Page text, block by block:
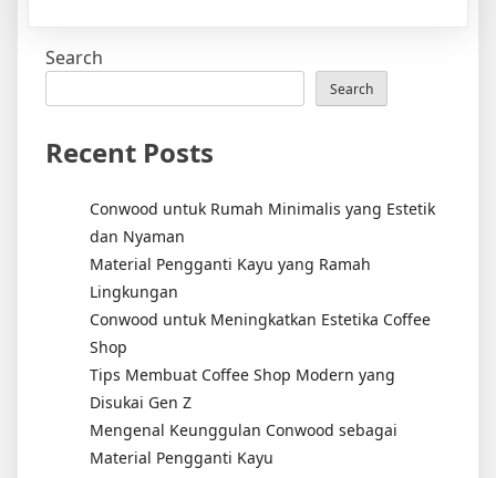
Sebagai
Solusi
Terbaik
Desain
Interior
Anda
Search
Search
Recent Posts
Conwood untuk Rumah Minimalis yang Estetik
dan Nyaman
Material Pengganti Kayu yang Ramah
Lingkungan
Conwood untuk Meningkatkan Estetika Coffee
Shop
Tips Membuat Coffee Shop Modern yang
Disukai Gen Z
Mengenal Keunggulan Conwood sebagai
Material Pengganti Kayu